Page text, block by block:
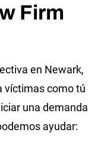
Firm
en Newark,
víctimas como tú
una demanda
ayudar: